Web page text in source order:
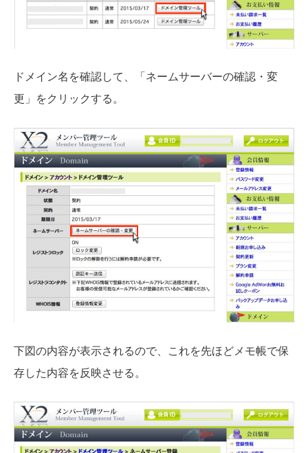
ドメイン名を確認して、「ネームサーバーの確認・変
更」をクリックする。
下図の内容が表示されるので、これを先ほどメモ帳で保
存した内容を反映させる。